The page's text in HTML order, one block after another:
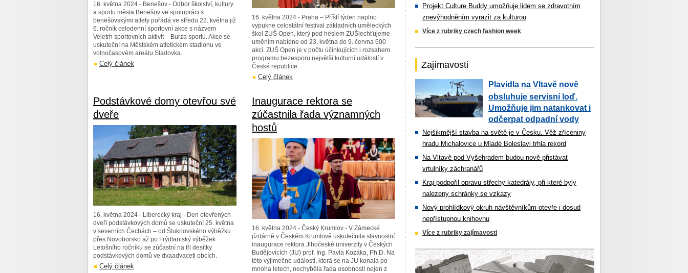
16. května 2024 - Benešov - Odbor školství, kultury
a sportu města Benešov ve spolupráci s
benešovskými atlety pořádá ve středu 22. května již
6. ročník celodenní sportovní akce s názvem
Veletrh sportovních aktivit – Burza sportu. Akce se
uskuteční na Městském atletickém stadionu ve
volnočasovém areálu Sladovka.
Celý článek
16. května 2024 - Praha – Příští týden naplno
vypukne celostátní festival základních uměleckých
škol ZUŠ Open, který pod heslem ZUŠlechťujeme
uměním nabídne od 23. května do 9. června 600
akcí. ZUŠ Open je v počtu účinkujících i rozsahem
programu bezesporu největší kulturní událostí v
České republice.
Celý článek
Podstávkové domy otevřou své
dveře
16. května 2024 - Liberecký kraj - Den otevřených
dveří podstávkových domů se uskuteční 25. května
v severních Čechách – od Šluknovského výběžku
přes Novoborsko až po Frýdlantský výběžek.
Letošního ročníku se zúčastní na tři desítky
podstávkových domů ve dvaadvaceti obcích.
Celý článek
Inaugurace rektora se
zúčastnila řada významných
hostů
16. května 2024 - Český Krumlov - V Zámecké
jízdárně v Českém Krumlově uskutečnila slavnostní
inaugurace rektora Jihočeské univerzity v Českých
Budějovicích (JU) prof. Ing. Pavla Kozáka, Ph.D. Na
této výjimečné události, která se na JU konala po
mnoha letech, nechyběla řada osobností nejen z
Projekt Culture Buddy umožňuje lidem se zdravotním
znevýhodněním vyrazit za kulturou
Více z rubriky czech fashion week
Zajímavosti
Plavidla na Vltavě nově
obsluhuje servisní loď.
Umožňuje jim natankovat i
odčerpat odpadní vody
Nejšikmější stavba na světě je v Česku. Věž zříceniny
hradu Michalovice u Mladé Boleslavi trhla rekord
Na Vltavě pod Vyšehradem budou nově přistávat
vrtulníky záchranářů
Kraj podpořil opravu střechy katedrály, při které byly
nalezeny schránky se vzkazy
Nový prohlídkový okruh návštěvníkům otevře i dosud
nepřístupnou knihovnu
Více z rubriky zajímavosti